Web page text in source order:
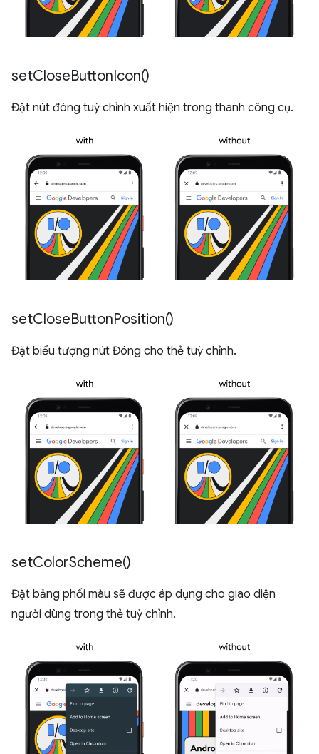
setCloseButtonIcon()
Đặt nút đóng tuỳ chỉnh xuất hiện trong thanh công cụ.
setCloseButtonPosition()
Đặt biểu tượng nút Đóng cho thẻ tuỳ chỉnh.
setColorScheme()
Đặt bảng phối màu sẽ được áp dụng cho giao diện
người dùng trong thẻ tuỳ chỉnh.